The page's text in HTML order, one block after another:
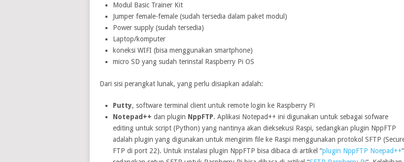
Modul Basic Trainer Kit
Jumper female-female (sudah tersedia dalam paket modul)
Power supply (sudah tersedia)
Laptop/komputer
koneksi WIFI (bisa menggunakan smartphone)
micro SD yang sudah terinstal Raspberry Pi OS
Dari sisi perangkat lunak, yang perlu disiapkan adalah:
Putty, software terminal client untuk remote login ke Raspberry Pi
Notepad++ dan plugin NppFTP. Aplikasi Notepad++ ini digunakan untuk sebagai sofware
editing untuk script (Python) yang nantinya akan dieksekusi Raspi, sedangkan plugin NppFTP
adalah plugin yang digunakan untuk mengirim file ke Raspi menggunakan protokol SFTP
FTP di port 22). Untuk instalasi plugin NppFTP bisa dibaca di artikel “plugin NppFTP Noepad++